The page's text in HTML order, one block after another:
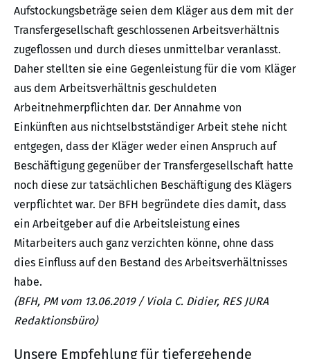
Aufstockungsbeträge seien dem Kläger aus dem mit der
Transfergesellschaft geschlossenen Arbeitsverhältnis
zugeflossen und durch dieses unmittelbar veranlasst.
Daher stellten sie eine Gegenleistung für die vom Kläger
aus dem Arbeitsverhältnis geschuldeten
Arbeitnehmerpflichten dar. Der Annahme von
Einkünften aus nichtselbstständiger Arbeit stehe nicht
entgegen, dass der Kläger weder einen Anspruch auf
Beschäftigung gegenüber der Transfergesellschaft hatte
noch diese zur tatsächlichen Beschäftigung des Klägers
verpflichtet war. Der BFH begründete dies damit, dass
ein Arbeitgeber auf die Arbeitsleistung eines
Mitarbeiters auch ganz verzichten könne, ohne dass
dies Einfluss auf den Bestand des Arbeitsverhältnisses
habe.
(BFH, PM vom 13.06.2019 / Viola C. Didier, RES JURA
Redaktionsbüro)
Unsere Empfehlung für tiefergehende